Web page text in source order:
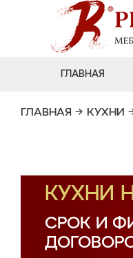
ГЛАВНАЯ
ГЛАВНАЯ → КУХНИ
КУХНИ
СРОК И